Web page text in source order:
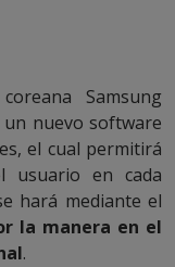
Samsung
un nuevo software
el cual permitirá
usuario en cada
hará mediante el
la manera en el
.